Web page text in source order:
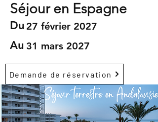
Séjour en Espagne
Du 27 février 2027
Au 31 mars 2027
Demande de réservation